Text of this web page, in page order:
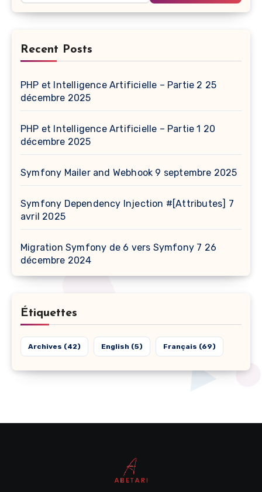
Recent Posts
PHP et Intelligence Artificielle – Partie 2 25
décembre 2025
PHP et Intelligence Artificielle – Partie 1 20
décembre 2025
Symfony Mailer and Webhook 9 septembre 2025
Symfony Dependency Injection #[Attributes]
7
avril 2025
Migration Symfony de 6 vers Symfony 7 26
décembre 2024
Étiquettes
Archives (42) English (5) Français (69)